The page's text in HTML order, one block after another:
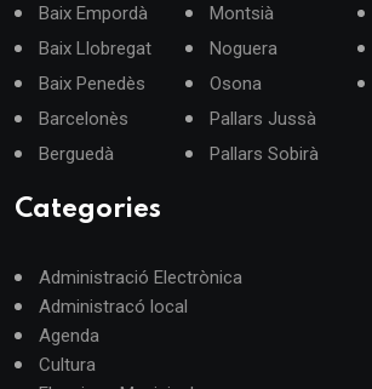
Baix Empordà
Baix Llobregat
Baix Penedès
Barcelonès
Berguedà
Montsià
Noguera
Osona
Pallars Jussà
Pallars Sobirà
Categories
Administració Electrònica
Administracó local
Agenda
Cultura